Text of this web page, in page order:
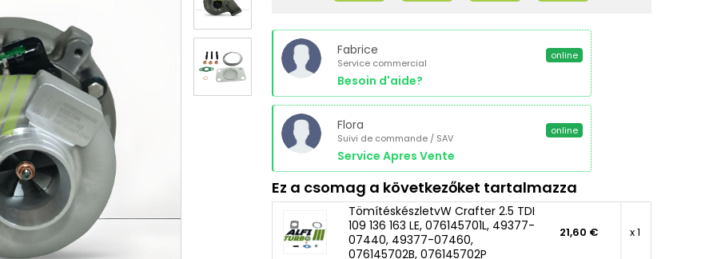
Fabrice
Service commercial
Besoin d'aide?
online
Flora
Suivi de commande / SAV
Service Apres Vente
online
Ez a csomag a következőket tartalmazza
TömítéskészletvW Crafter 2.5 TDI
109 136 163 LE, 076145701L, 49377-
07440, 49377-07460,
076145702B, 076145702P
21,60 € x 1